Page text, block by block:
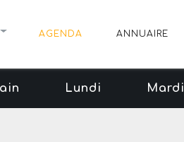
AGENDA ANNUAIRE
Lundi Mardi